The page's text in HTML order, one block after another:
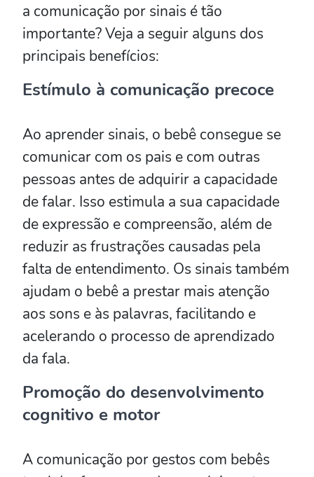
a comunicação por sinais é tão
importante? Veja a seguir alguns dos
principais benefícios:
Estímulo à comunicação precoce
Ao aprender sinais, o bebê consegue se
comunicar com os pais e com outras
pessoas antes de adquirir a capacidade
de falar. Isso estimula a sua capacidade
de expressão e compreensão, além de
reduzir as frustrações causadas pela
falta de entendimento. Os sinais também
ajudam o bebê a prestar mais atenção
aos sons e às palavras, facilitando e
acelerando o processo de aprendizado
da fala.
Promoção do desenvolvimento
cognitivo e motor
A comunicação por gestos com bebês